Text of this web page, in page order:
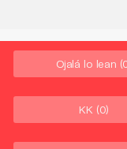
Ojalá lo lean
KK (0)